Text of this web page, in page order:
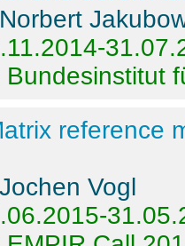
Bundesinstitut
reference
Vogl